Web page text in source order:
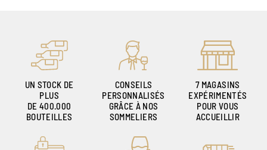
UN STOCK DE
PLUS
DE 400.000
BOUTEILLES
CONSEILS
PERSONNALISÉS
GRÂCE À NOS
SOMMELIERS
7 MAGASINS
EXPÉRIMENTÉS
POUR VOUS
ACCUEILLIR